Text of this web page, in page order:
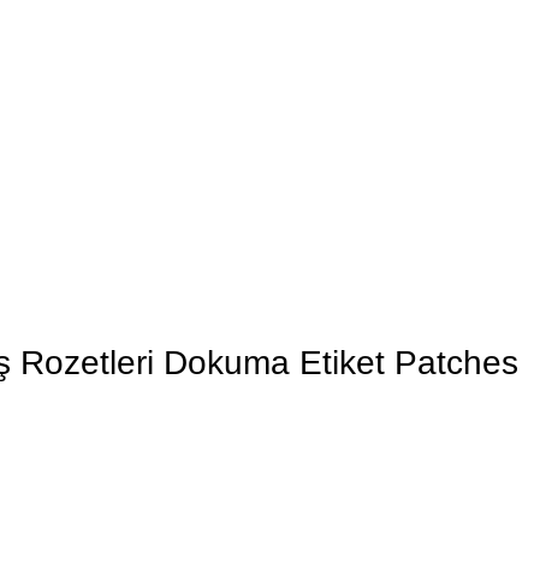
Rozetleri Dokuma Etiket Patches